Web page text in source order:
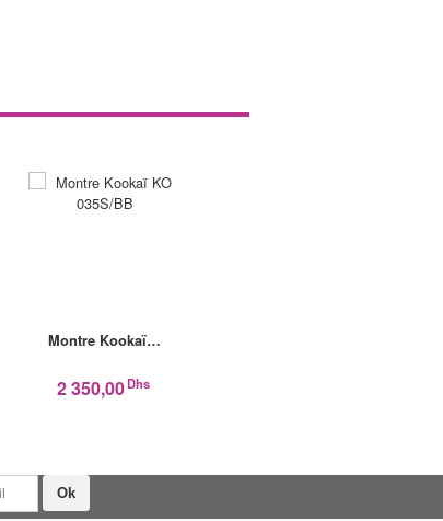
Montre Kookaï…
2 350,00Dhs